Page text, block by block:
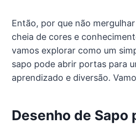
Então, por que não
cheia de cores e
vamos explorar como um
sapo pode abrir portas para
aprendizado e diversão.
Desenho de Sapo